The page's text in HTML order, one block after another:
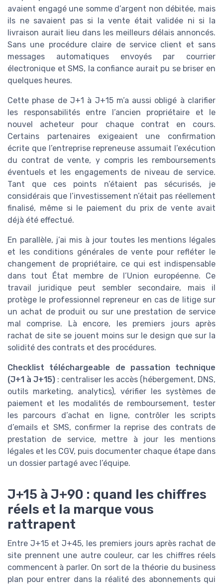
avaient engagé une somme d’argent non débitée, mais
ils ne savaient pas si la vente était validée ni si la
livraison aurait lieu dans les meilleurs délais annoncés.
Sans une procédure claire de service client et sans
messages automatiques envoyés par courrier
électronique et SMS, la confiance aurait pu se briser en
quelques heures.
Cette phase de J+1 à J+15 m’a aussi obligé à clarifier
les responsabilités entre l’ancien propriétaire et le
nouvel acheteur pour chaque contrat en cours.
Certains partenaires exigeaient une confirmation
écrite que l’entreprise repreneuse assumait l’exécution
du contrat de vente, y compris les remboursements
éventuels et les engagements de niveau de service.
Tant que ces points n’étaient pas sécurisés, je
considérais que l’investissement n’était pas réellement
finalisé, même si le paiement du prix de vente avait
déjà été effectué.
En parallèle, j’ai mis à jour toutes les mentions légales
et les conditions générales de vente pour refléter le
changement de propriétaire, ce qui est indispensable
dans tout État membre de l’Union européenne. Ce
travail juridique peut sembler secondaire, mais il
protège le professionnel repreneur en cas de litige sur
un achat de produit ou sur une prestation de service
mal comprise. Là encore, les premiers jours après
rachat de site se jouent moins sur le design que sur la
solidité des contrats et des procédures.
Checklist téléchargeable de passation technique
(J+1 à J+15) : centraliser les accès (hébergement, DNS,
outils marketing, analytics), vérifier les systèmes de
paiement et les modalités de remboursement, tester
les parcours d’achat en ligne, contrôler les scripts
d’emails et SMS, confirmer la reprise des contrats de
prestation de service, mettre à jour les mentions
légales et les CGV, puis documenter chaque étape dans
un dossier partagé avec l’équipe.
J+15 à J+90 : quand les chiffres
réels et la marque vous
rattrapent
Entre J+15 et J+45, les premiers jours après rachat de
site prennent une autre couleur, car les chiffres réels
commencent à parler. On sort de la théorie du business
plan pour entrer dans la réalité des abonnements qui